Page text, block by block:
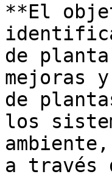
**El
de
mejoras
de
los
a través